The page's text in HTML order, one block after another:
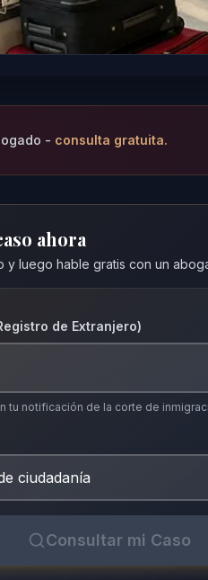
- consulta gratuita.
ahora
y luego hable gratis con un
de Extranjero)
tu notificación de la corte de
Consultar mi Caso